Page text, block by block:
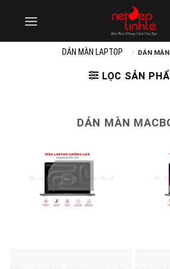
DÁN MÀN LAPTOP / DÁN
LỌC SẢN
DÁN MÀN